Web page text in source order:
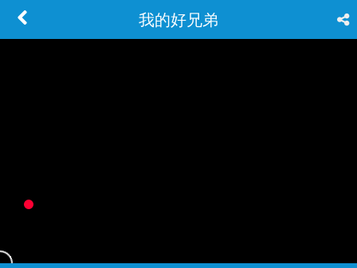
我的好兄弟